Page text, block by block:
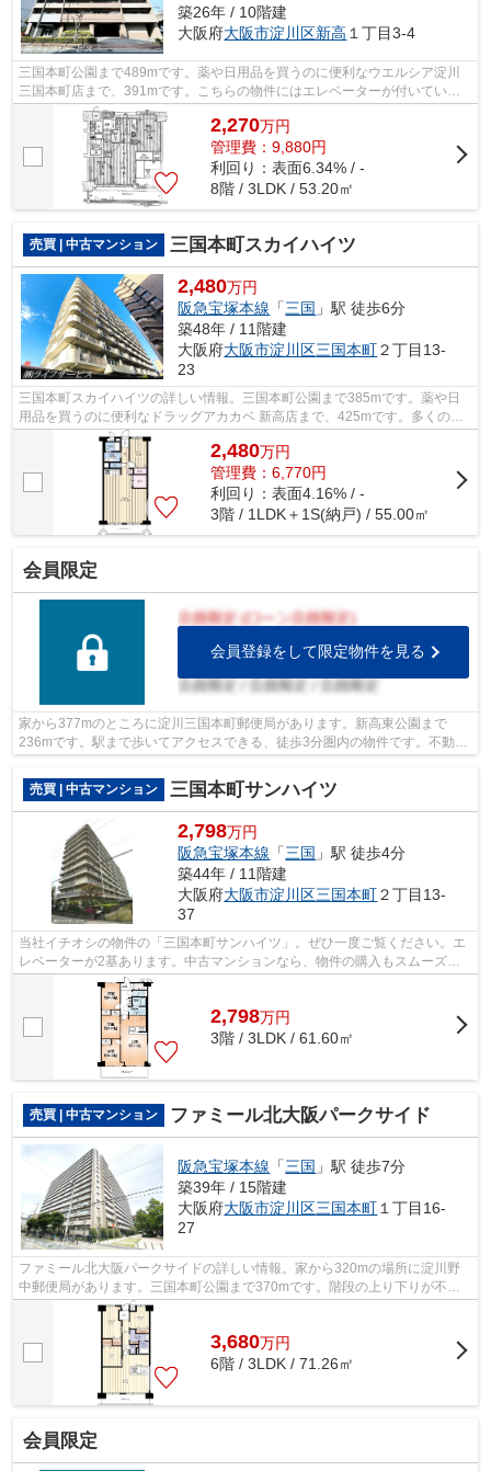
築26年 / 10階建
大阪府大阪市淀川区新高 １丁目3-4
三国本町公園まで489mです。薬や日用品を買うのに便利なウエルシア淀川
三国本町店まで、391mです。こちらの物件にはエレベーターが付いていま
す。綺麗に整備された中古マンションで清...
2,270万円
管理費：9,880円
利回り：表面6.34% / -
8階 / 3LDK / 53.20㎡
売買 | 中古マンション 三国本町スカイハイツ
2,480万円
阪急宝塚本線 「三国 」駅 徒歩6分
築48年 / 11階建
大阪府大阪市淀川区三国本町２丁目13-
23
三国本町スカイハイツの詳しい情報。三国本町公園まで385mです。薬や日
用品を買うのに便利なドラッグアカカベ 新高店まで、425mです。多くの方
に好評な、清潔感のある室内が魅力の中古...
2,480万円
管理費：6,770円
利回り：表面4.16% / -
3階 / 1LDK＋1S(納戸) / 55.00㎡
会員限定
会員登録をして限定物件を見る
家から377mのところに淀川三国本町郵便局があります。新高東公園まで
236mです。駅まで歩いてアクセスできる、徒歩3分圏内の物件です。不動産
のことで悩みがあるなら、ライフサービスに...
売買 | 中古マンション
三国本町サンハイツ
2,798万円
阪急宝塚本線 「三国 」駅 徒歩4分
築44年 / 11階建
大阪府大阪市淀川区三国本町２丁目13-
37
当社イチオシの物件の「三国本町サンハイツ」。ぜひ一度ご覧ください。エ
レベーターが2基あります。中古マンションなら、物件の購入もスムーズで
す。駅まで徒歩4分の好立地です。阪急...
2,798万円
3階 / 3LDK / 61.60㎡
売買 | 中古マンション ファミール北大阪パークサイド
阪急宝塚本線 「三国 」駅 徒歩7分
築39年 / 15階建
大阪府大阪市淀川区三国本町 １丁目16-
27
ファミール北大阪パークサイドの詳しい情報。家から320mの場所に淀川野
中郵便局があります。三国本町公園まで370mです。階段の上り下りが不要
な、エレベーターが2台付いている物件です...
3,680万円
6階 / 3LDK / 71.26㎡
会員限定